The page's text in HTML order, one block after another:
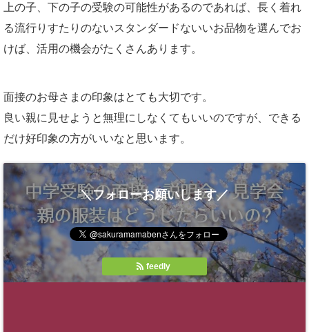
上の子、下の子の受験の可能性があるのであれば、長く着れ
る流行りすたりのないスタンダードないいお品物を選んでお
けば、活用の機会がたくさんあります。
面接のお母さまの印象はとても大切です。
良い親に見せようと無理にしなくてもいいのですが、できる
だけ好印象の方がいいなと思います。
＼フォローお願いします／
feedly